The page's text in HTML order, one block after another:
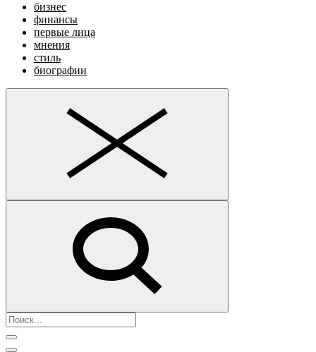
бизнес
финансы
первые лица
мнения
стиль
биографии